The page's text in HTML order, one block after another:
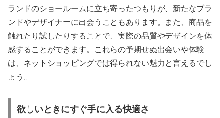
ランドのショールームに立ち寄ったつもりが、新たなブラ
ンドやデザイナーに出会うこともあります。また、商品を
触れたり試したりすることで、実際の品質やデザインを体
感することができます。これらの予期せぬ出会いや体験
は、ネットショッピングでは得られない魅力と言えるでし
ょう。
欲しいときにすぐ手に入る快適さ